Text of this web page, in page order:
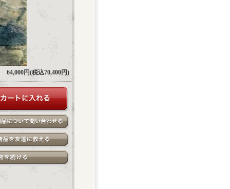
64,000円(税込70,400円)